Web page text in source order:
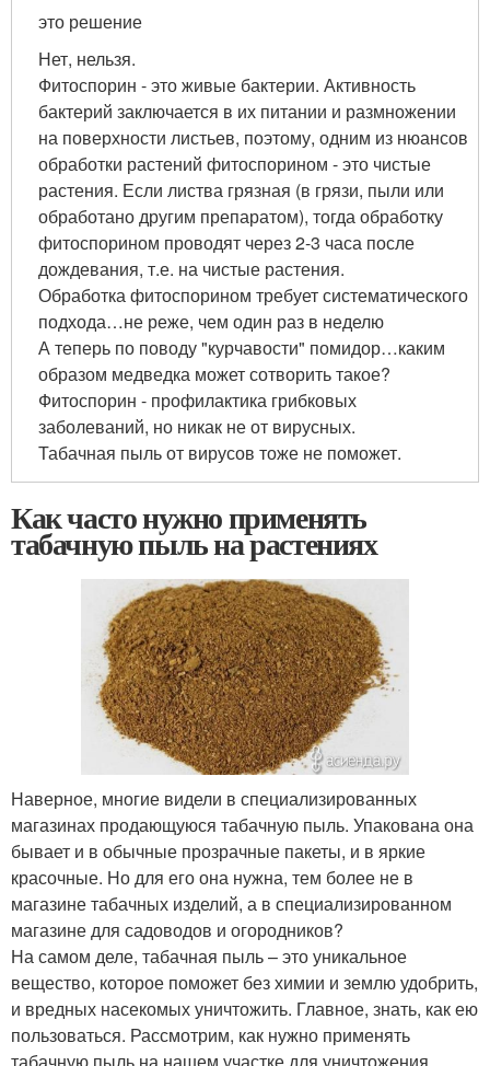
это решение
Нет, нельзя.
Фитоспорин - это живые бактерии. Активность
бактерий заключается в их питании и размножении
на поверхности листьев, поэтому, одним из нюансов
обработки растений фитоспорином - это чистые
растения. Если листва грязная (в грязи, пыли или
обработано другим препаратом), тогда обработку
фитоспорином проводят через 2-3 часа после
дождевания, т.е. на чистые растения.
Обработка фитоспорином требует систематического
подхода…не реже, чем один раз в неделю
А теперь по поводу "курчавости" помидор…каким
образом медведка может сотворить такое?
Фитоспорин - профилактика грибковых
заболеваний, но никак не от вирусных.
Табачная пыль от вирусов тоже не поможет.
Как часто нужно применять
табачную пыль на растениях
Наверное, многие видели в специализированных
магазинах продающуюся табачную пыль. Упакована она
бывает и в обычные прозрачные пакеты, и в яркие
красочные. Но для его она нужна, тем более не в
магазине табачных изделий, а в специализированном
магазине для садоводов и огородников?
На самом деле, табачная пыль – это уникальное
вещество, которое поможет без химии и землю удобрить,
и вредных насекомых уничтожить. Главное, знать, как ею
пользоваться. Рассмотрим, как нужно применять